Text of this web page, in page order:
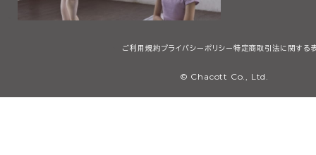
ご利用規約プライバシーポリシー 特定商取引法に関する
© Chacott Co., Ltd.